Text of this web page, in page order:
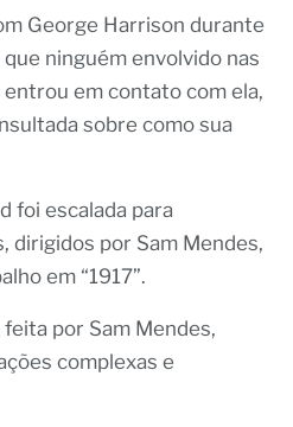
George Harrison durante
ninguém envolvido nas
em contato com ela,
sobre como sua
foi escalada para
dirigidos por Sam Mendes,
em “1917”.
por Sam Mendes,
complexas e